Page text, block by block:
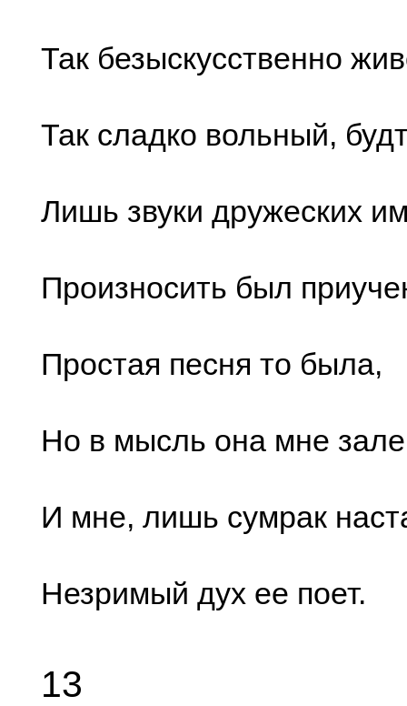
Так безыскусственно
Так сладко вольный,
Лишь звуки дружеских
Произносить был
Простая песня то была,
Но в мысль она мне
И мне, лишь сумрак
Незримый дух ее поет.
13